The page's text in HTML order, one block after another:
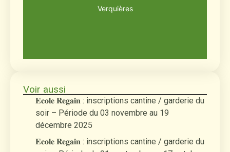
Verquières
Découvrir
Voir aussi
𝐄𝐜𝐨𝐥𝐞 𝐑𝐞𝐠𝐚𝐢𝐧 : inscriptions cantine / garderie du
soir – Période du 03 novembre au 19
décembre 2025
𝐄𝐜𝐨𝐥𝐞 𝐑𝐞𝐠𝐚𝐢𝐧 : inscriptions cantine / garderie du